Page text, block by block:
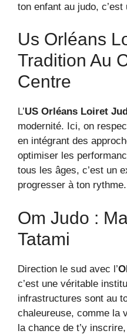
ton enfant au judo,
Us Orléans
Tradition Au
Centre
L’US Orléans Loiret
modernité. Ici, on
en intégrant des
optimiser les
tous les âges, c’est un
progresser à ton rythme.
Om Judo :
Tatami
Direction le sud avec l’
c’est une véritable
infrastructures sont au
chaleureuse, comme la
la chance de t’y